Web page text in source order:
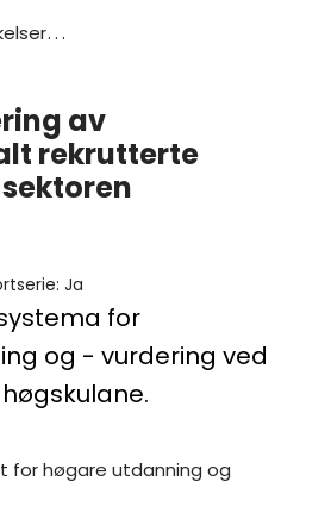
Rapporter undersokelser og statistikk
av
rekrutterte
: Ja
for
og - vurdering ved
for høgare utdanning og